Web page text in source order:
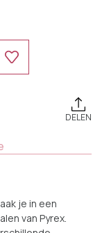
DELEN
je in een
van Pyrex.